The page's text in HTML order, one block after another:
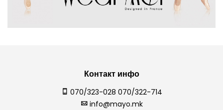
Контакт инфо
070/323-028 070/322-714
info@mayo.mk